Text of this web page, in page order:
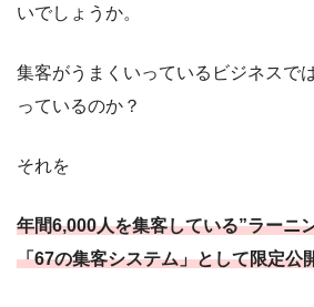
いでしょうか。
集客がうまくいっているビジネスで
っているのか？
それを
年間6,000人を集客している”ラーニ
「67の集客システム」として限定公